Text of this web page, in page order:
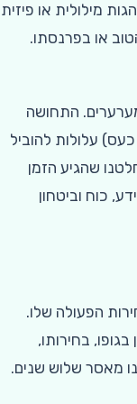
היא התנהגות מילולית או פיזית
או בפרנסתו.
התחושה
עלולות להוביל
שהגיע הזמן
כוח וביטחון
הפעולה שלו.
כדין בגופו, בחירותו,
מאסר שלוש שנים.